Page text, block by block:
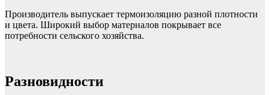
Производитель выпускает термоизоляцию разной плотности
и цвета. Широкий выбор материалов покрывает все
потребности сельского хозяйства.
Разновидности